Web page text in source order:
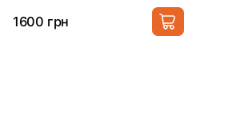
1600 грн